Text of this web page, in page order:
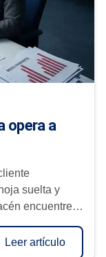
opera a
suelta y
encuentren
Leer artículo